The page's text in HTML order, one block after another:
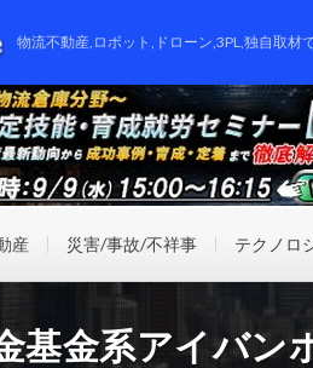
物流不動産,ロボット,ドローン,3PL,独自取材
産 災害/事故/不祥事 テクノロ
基金系アイバン